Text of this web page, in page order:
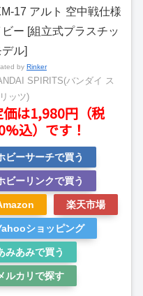
17 アルト 空中戦仕様
ビー [組立式プラスチッ
ル]
by Rinker
SPIRITS(バンダイ ス
ッツ)
価は1,980円（税
込）です！
ビーサーチで買う
ビーリンクで買う
楽天市場
ショッピング
みあみで買う
ルカリで探す